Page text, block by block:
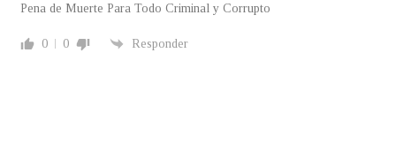
Pena de Muerte Para Todo Criminal y Corrupto
0 0 Responder